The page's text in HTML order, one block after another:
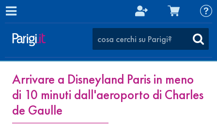
Arrivare a Disneyland Paris in meno
di 10 minuti dall'aeroporto di Charles
de Gaulle